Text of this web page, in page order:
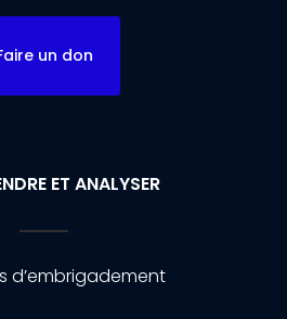
un don
ET ANALYSER
d’embrigadement